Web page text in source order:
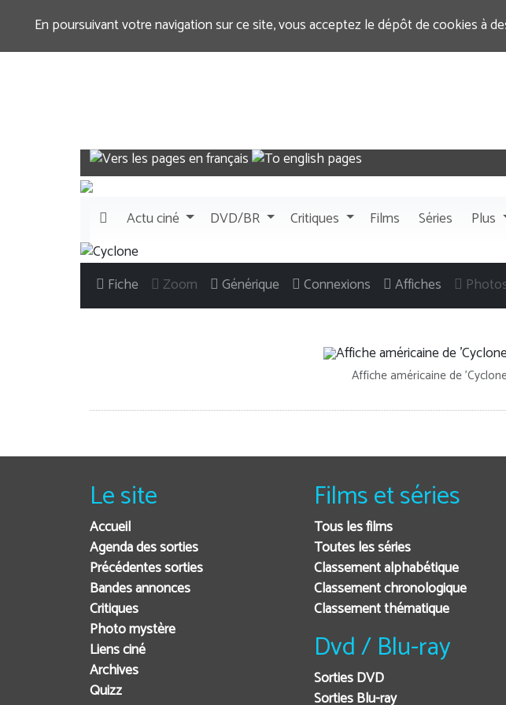
En poursuivant votre navigation sur ce site, vous acceptez le dépôt de cookies à
Actuciné DVD/BR Critiques Films Séries Plus
Fiche Zoom Générique Connexions Affiches
Affiche américaine de
Le site
Accueil
Agenda des sorties
Précédentes sorties
Bandes annonces
Critiques
Photo mystère
Liens ciné
Archives
Quizz
Films et séries
Tous les films
Toutes les séries
Classement alphabétique
Classement chronologique
Classement thématique
Dvd / Blu-ray
Sorties DVD
Sorties Blu-ray